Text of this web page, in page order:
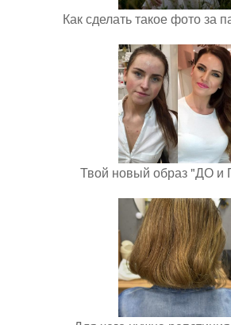
Как сделать такое фото за
Твой новый образ "ДО и